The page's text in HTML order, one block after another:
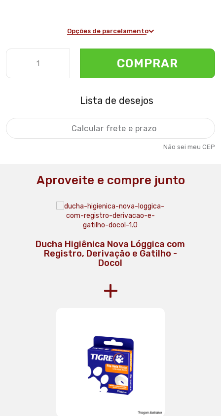
Opções de parcelamento
COMPRAR
Lista de desejos
Não sei meu CEP
Aproveite e compre junto
Ducha Higiênica Nova Lóggica com
Registro, Derivação e Gatilho -
Docol
+
Kit Vaso Sanitario Convencional
Docol Lift Com Acessorios Branco